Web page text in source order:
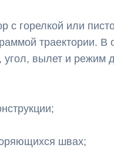
горелкой или
траектории. В
угол, вылет и режим
швах;